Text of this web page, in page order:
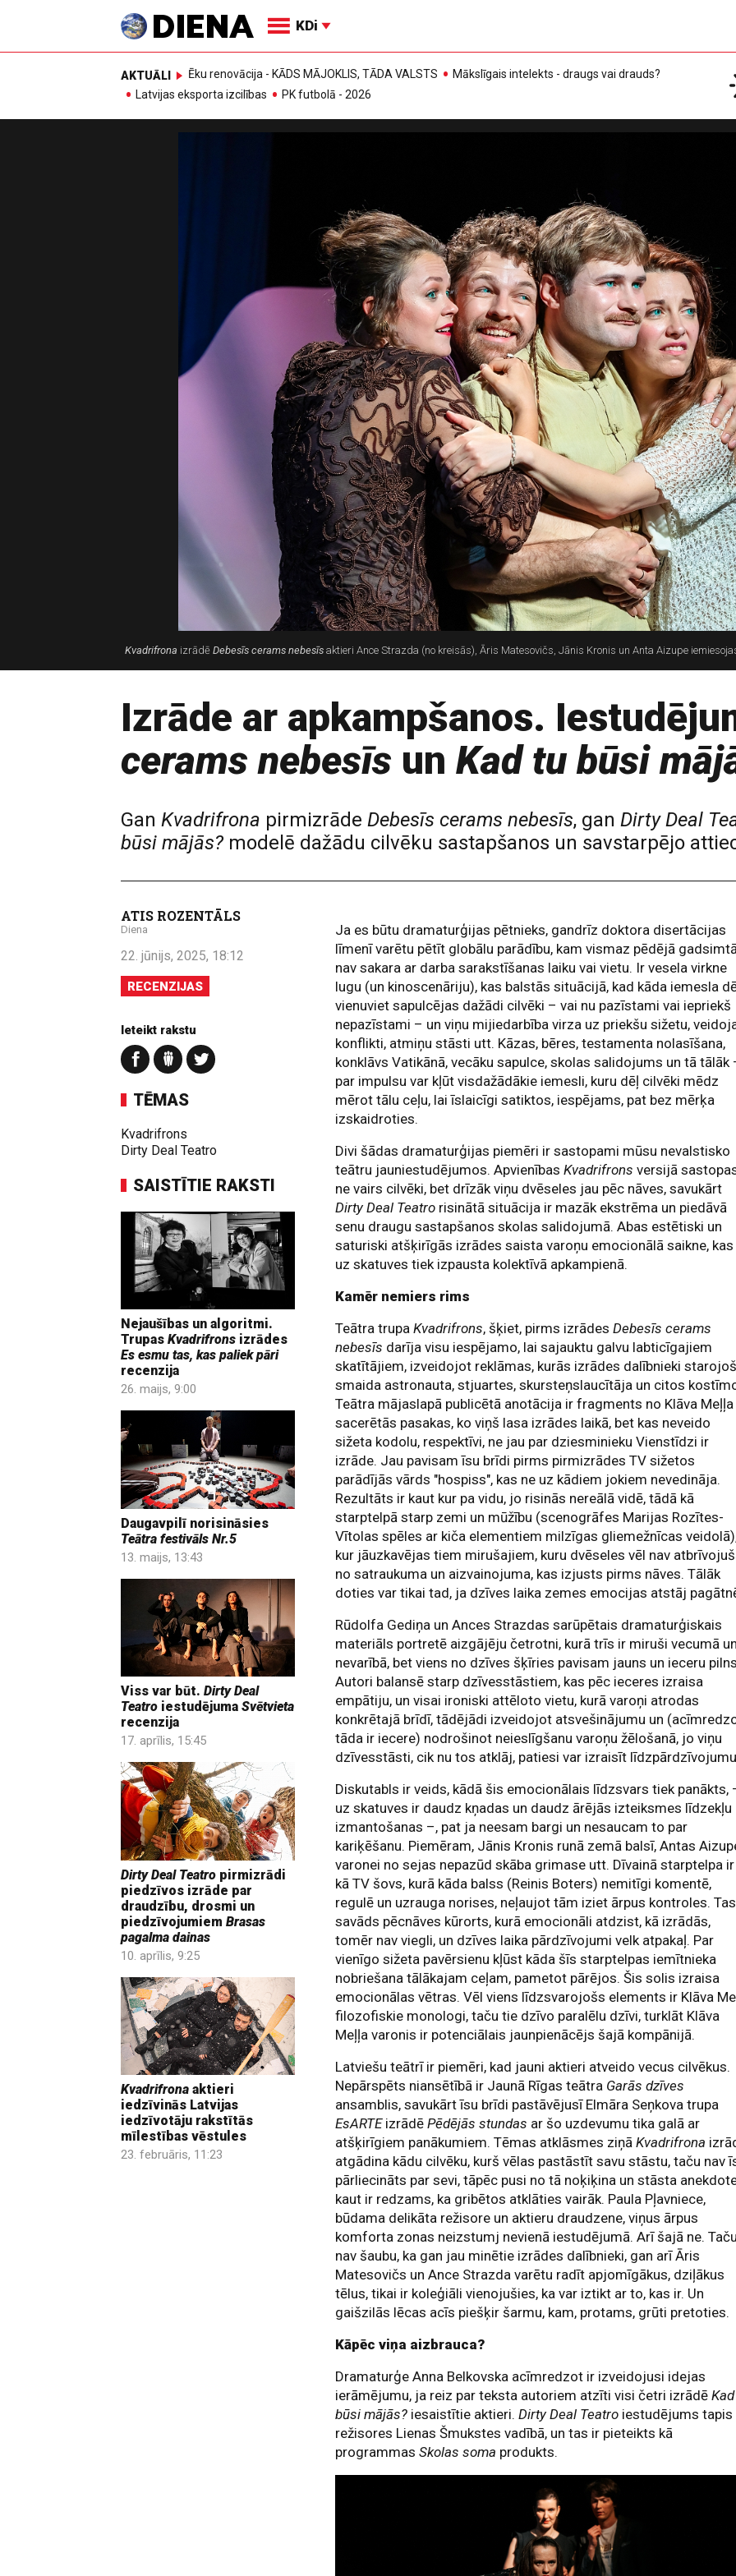
KDi
AKTUĀLI Ēku renovācija - KĀDS MĀJOKLIS, TĀDA VALSTS
Mākslīgais intelekts - draugs vai drauds?
Latvijas eksporta izcilības
PK futbolā - 2026
Kvadrifrona izrādē Debesīs cerams nebesīs aktieri Ance Strazda (no kreisās), Āris Matesovičs, Jānis Kronis un Anta Aizupe
Izrāde ar apkampšanos.
cerams nebesīs un Kad tu būsi
Gan Kvadrifrona pirmizrāde Debesīs cerams nebesīs, gan Dirty Deal
būsi mājās? modelē dažādu cilvēku sastapšanos un savstarpējo
ATIS ROZENTĀLS
Diena
22. jūnijs, 2025, 18:12
RECENZIJAS
Ieteikt rakstu
TĒMAS
Kvadrifrons
Dirty Deal Teatro
SAISTĪTIE RAKSTI
Nejaušības un algoritmi.
Trupas Kvadrifrons izrādes
Es esmu tas, kas paliek pāri
recenzija
26. maijs, 9:00
Daugavpilī norisināsies
Teātra festivāls Nr.5
13. maijs, 13:43
Viss var būt. Dirty Deal
Teatro iestudējuma Svētvieta
recenzija
17. aprīlis, 15:45
Dirty Deal Teatro pirmizrādi
piedzīvos izrāde par
draudzību, drosmi un
piedzīvojumiem Brasas
pagalma dainas
10. aprīlis, 9:25
Kvadrifrona aktieri
iedzīvinās Latvijas
iedzīvotāju rakstītās
mīlestības vēstules
23. februāris, 11:23
Ja es būtu dramaturģijas pētnieks, gandrīz doktora disertācijas
līmenī varētu pētīt globālu parādību, kam vismaz pēdējā
nav sakara ar darba sarakstīšanas laiku vai vietu. Ir vesela virkne
lugu (un kinoscenāriju), kas balstās situācijā, kad kāda iemesla
vienuviet sapulcējas dažādi cilvēki – vai nu pazīstami vai iepriekš
nepazīstami – un viņu mijiedarbība virza uz priekšu sižetu,
konflikti, atmiņu stāsti utt. Kāzas, bēres, testamenta nolasīšana,
konklāvs Vatikānā, vecāku sapulce, skolas salidojums un tā tālāk
par impulsu var kļūt visdažādākie iemesli, kuru dēļ cilvēki mēdz
mērot tālu ceļu, lai īslaicīgi satiktos, iespējams, pat bez mērķa
izskaidroties.
Divi šādas dramaturģijas piemēri ir sastopami mūsu nevalstisko
teātru jauniestudējumos. ApvienībasKvadrifrons versijā
ne vairs cilvēki, bet drīzāk viņu dvēseles jau pēc nāves, savukārt
Dirty Deal Teatro risinātā situācija ir mazāk ekstrēma un piedāvā
senu draugu sastapšanos skolas salidojumā. Abas estētiski un
saturiski atšķirīgās izrādes saista varoņu emocionālā saikne, kas
uz skatuves tiek izpausta kolektīvā apkampienā.
Kamēr nemiers rims
Teātra trupaKvadrifrons, šķiet, pirms izrādesDebesīs cerams
nebesīs darīja visu iespējamo, lai sajauktu galvu labticīgajiem
skatītājiem, izveidojot reklāmas, kurās izrādes dalībnieki
smaida astronauta, stjuartes, skursteņslaucītāja un citos
Teātra mājaslapā publicētā anotācija ir fragments no Klāva Meļļa
sacerētās pasakas, ko viņš lasa izrādes laikā, bet kas neveido
sižeta kodolu, respektīvi, ne jau par dziesminieku Vienstīdzi ir
izrāde. Jau pavisam īsu brīdi pirms pirmizrādes TV sižetos
parādījās vārds "hospiss", kas ne uz kādiem jokiem nevedināja.
Rezultāts ir kaut kur pa vidu, jo risinās nereālā vidē, tādā kā
starptelpā starp zemi un mūžību (scenogrāfes Marijas Rozītes-
Vītolas spēles ar kiča elementiem milzīgas gliemežnīcas
kur jāuzkavējas tiem mirušajiem, kuru dvēseles vēl nav
no satraukuma un aizvainojuma, kas izjusts pirms nāves. Tālāk
doties var tikai tad, ja dzīves laika zemes emocijas atstāj
Rūdolfa Gediņa un Ances Strazdas sarūpētais dramaturģiskais
materiāls portretē aizgājēju četrotni, kurā trīs ir miruši vecumā un
nevarībā, bet viens no dzīves šķīries pavisam jauns un ieceru
Autori balansē starp dzīvesstāstiem, kas pēc ieceres izraisa
empātiju, un visai ironiski attēloto vietu, kurā varoņi atrodas
konkrētajā brīdī, tādējādi izveidojot atsvešinājumu un
tāda ir iecere) nodrošinot neieslīgšanu varoņu žēlošanā, jo viņu
dzīvesstāsti, cik nu tos atklāj, patiesi var izraisīt
Diskutabls ir veids, kādā šis emocionālais līdzsvars tiek panākts,
uz skatuves ir daudz kņadas un daudz ārējās izteiksmes līdzekļu
izmantošanas –, pat ja neesam bargi un nesaucam to par
kariķēšanu. Piemēram, Jānis Kronis runā zemā balsī, Antas
varonei no sejas nepazūd skāba grimase utt. Dīvainā starptelpa ir
kā TV šovs, kurā kāda balss (Reinis Boters) nemitīgi komentē,
regulē un uzrauga norises, neļaujot tām iziet ārpus kontroles.
savāds pēcnāves kūrorts, kurā emocionāli atdzist, kā izrādās,
tomēr nav viegli, un dzīves laika pārdzīvojumi velk atpakaļ. Par
vienīgo sižeta pavērsienu kļūst kāda šīs starptelpas iemītnieka
nobriešana tālākajam ceļam, pametot pārējos. Šis solis izraisa
emocionālas vētras. Vēl viens līdzsvarojošs elements ir Klāva
filozofiskie monologi, taču tie dzīvo paralēlu dzīvi, turklāt Klāva
Meļļa varonis ir potenciālais jaunpienācējs šajā kompānijā.
Latviešu teātrī ir piemēri, kad jauni aktieri atveido vecus cilvēkus.
Nepārspēts niansētībā ir Jaunā Rīgas teātra Garās dzīves
ansamblis, savukārt īsu brīdi pastāvējusī Elmāra Seņkova trupa
EsARTEizrādēPēdējās stundas ar šo uzdevumu tika galā ar
atšķirīgiem panākumiem. Tēmas atklāsmes ziņāKvadrifrona
atgādina kādu cilvēku, kurš vēlas pastāstīt savu stāstu, taču nav
pārliecināts par sevi, tāpēc pusi no tā noķiķina un stāsta
kaut ir redzams, ka gribētos atklāties vairāk. Paula Pļavniece,
būdama delikāta režisore un aktieru draudzene, viņus ārpus
komforta zonas neizstumj nevienā iestudējumā. Arī šajā ne. Taču
nav šaubu, ka gan jau minētie izrādes dalībnieki, gan arī Āris
Matesovičs un Ance Strazda varētu radīt apjomīgākus, dziļākus
tēlus, tikai ir koleģiāli vienojušies, ka var iztikt ar to, kas ir. Un
gaišzilās lēcas acīs piešķir šarmu, kam, protams, grūti pretoties.
Kāpēc viņa aizbrauca?
Dramaturģe Anna Belkovska acīmredzot ir izveidojusi idejas
ierāmējumu, ja reiz par teksta autoriem atzīti visi četri izrādē
būsi mājās? iesaistītie aktieri.Dirty Deal Teatro iestudējums tapis
režisores Lienas Šmukstes vadībā, un tas ir pieteikts kā
programmasSkolas soma produkts.